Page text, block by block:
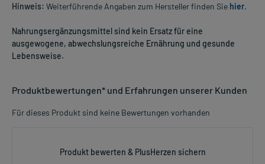
Hinweis: Weiterführende Angaben zum Hersteller finden Sie hier.
Nahrungsergänzungsmittel sind kein Ersatz für eine
ausgewogene, abwechslungsreiche Ernährung und gesunde
Lebensweise.
Produktbewertungen* und Erfahrungen unserer Kunden
Für dieses Produkt sind keine Bewertungen vorhanden
Produkt bewerten & PlusHerzen sichern